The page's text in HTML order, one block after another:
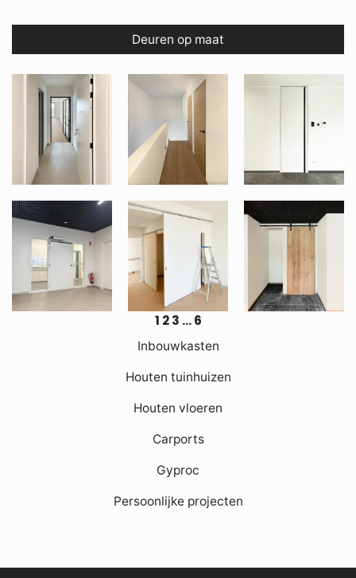
Deuren op maat
Inbouwkasten
Houten tuinhuizen
Houten vloeren
Carports
Gyproc
Persoonlijke projecten
1 2 3 … 6